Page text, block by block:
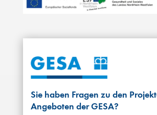
Sie haben Fragen zu den
Angeboten der GESA?